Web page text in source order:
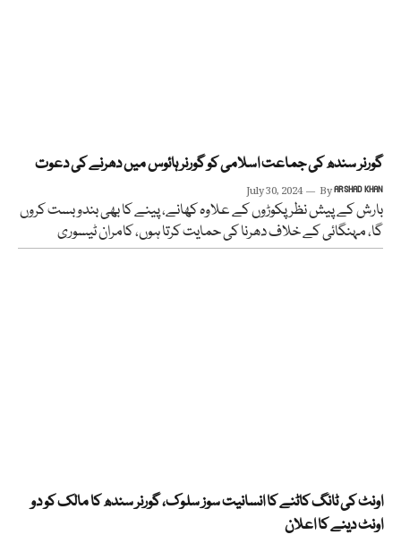
گورنر سندھ کی جماعت اسلامی کو گورنر ہائوس میں دھرنے کی دعوت
July 30, 2024 ByARSHAD KHAN
بارش کے پیش نظر پکوڑوں کے علاوہ کھانے، پینے کا بھی بندو بست کروں
گا، مہنگائی کے خلاف دھرنا کی حمایت کرتا ہوں، کامران ٹیسوری
اونٹ کی ٹانگ کاٹنے کا انسانیت سوز سلوک، گورنر سندھ کا مالک کو دو
اونٹ دینے کا اعلان